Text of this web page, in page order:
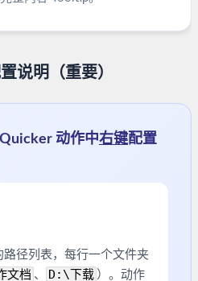
说明（重要）
动作中右键配置
路径列表，每行一个文件夹
文档 、 D:\下载 ）。动作